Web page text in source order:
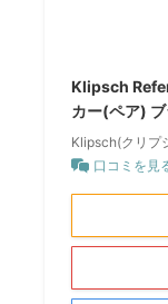
Klipsch
カー(ペア) ブ
Klipsch(クリプ
口コミを見